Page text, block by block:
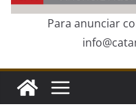
Para anunciar